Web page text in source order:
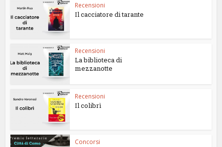
Recensioni
Il cacciatore di tarante
Recensioni
La biblioteca di
mezzanotte
Recensioni
Il colibrì
Concorsi